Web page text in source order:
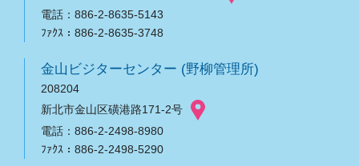
電話：886-2-8635-5143
ﾌｧｸｽ：886-2-8635-3748
金山ビジターセンター (野柳管理所)
208204
新北市金山区磺港路171-2号
電話：886-2-2498-8980
ﾌｧｸｽ：886-2-2498-5290